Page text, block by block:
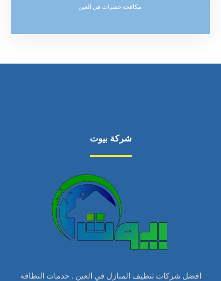
مكافحة حشرات في العين
شركة بيوت
افضل شركات تنظيف المنازل في العين . خدمات النظافة